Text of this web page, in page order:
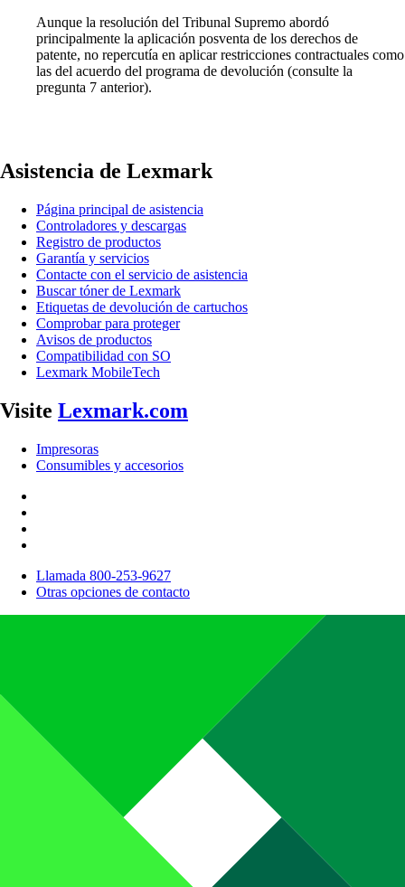
Aunque la resolución del Tribunal Supremo abordó
principalmente la aplicación posventa de los derechos de
patente, no repercutía en aplicar restricciones contractuales como
las del acuerdo del programa de devolución (consulte la
pregunta 7 anterior).
Asistencia de Lexmark
Página principal de asistencia
Controladores y descargas
Registro de productos
Garantía y servicios
Contacte con el servicio de asistencia
Buscar tóner de Lexmark
Etiquetas de devolución de cartuchos
Comprobar para proteger
Avisos de productos
Compatibilidad con SO
Lexmark MobileTech
Visite Lexmark.com
Impresoras
Consumibles y accesorios
Llamada 800-253-9627
Otras opciones de contacto